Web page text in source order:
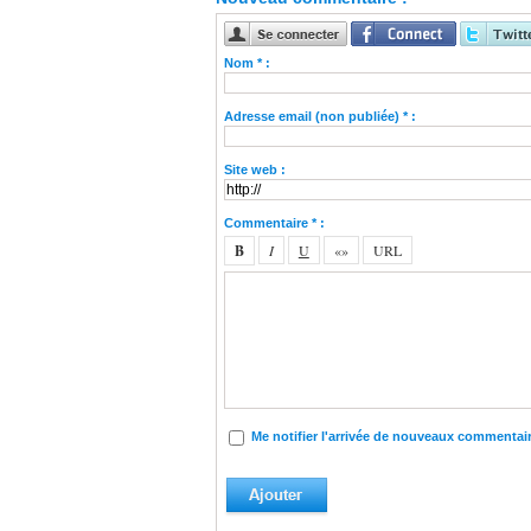
Nom * :
Adresse email (non publiée) * :
Site web :
Commentaire * :
Me notifier l'arrivée de nouveaux